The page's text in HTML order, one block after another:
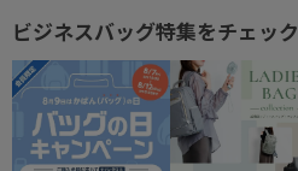
01550
ビジネスバッグ特集をチェック